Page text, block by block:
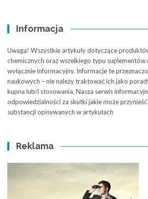
Informacja
Uwaga! Wszystkie artykuły dotyczące
chemicznych oraz wszelkiego typu suplementów
wyłącznie informacyjny. Informacje te
naukowych – nie należy traktować ich jako
kupna lub/i stosowania. Nasza serwis
odpowiedzialności za skutki jakie może
substancji opisywanych w artykułach
Reklama